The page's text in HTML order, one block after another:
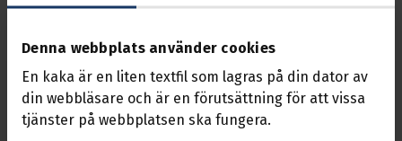
Denna webbplats använder cookies
En kaka är en liten textfil som lagras på din dator av
din webbläsare och är en förutsättning för att vissa
tjänster på webbplatsen ska fungera.
Vill du komma i kontakt med oss eller rapportera en
alternativ:
STARTSIDAN
KONTAKTA OSS